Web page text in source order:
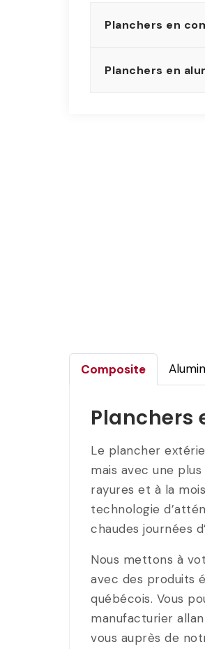
Planchers en
Planchers en
Composite
Planchers
Le plancher
mais avec une
rayures et à la
technologie
chaudes journées
Nous mettons à
avec des produits
québécois. Vous
manufacturier
vous auprès de